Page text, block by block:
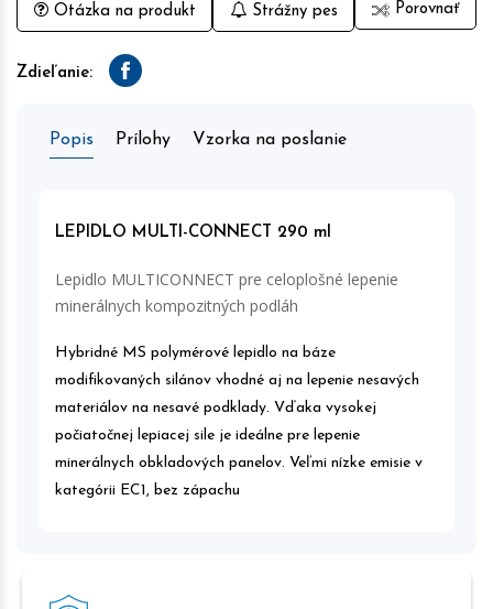
Otázka na produkt Strážny pes Porovnať
Zdieľanie: Facebook
Popis Prílohy Vzorka na poslanie
LEPIDLO MULTI-CONNECT 290 ml
Lepidlo MULTICONNECT pre celoplošné lepenie
minerálnych kompozitných podláh
Hybridné MS polymérové lepidlo na báze
modifikovaných silánov vhodné aj na lepenie nesavých
materiálov na nesavé podklady. Vďaka vysokej
počiatočnej lepiacej sile je ideálne pre lepenie
minerálnych obkladových panelov. Veľmi nízke emisie v
kategórii EC1, bez zápachu